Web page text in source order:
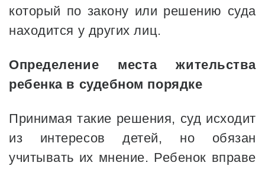
который по закону или решению суда
находится у других лиц.
Определение места жительства
ребенка в судебном порядке
Принимая такие решения, суд исходит
из интересов детей, но обязан
учитывать их мнение. Ребенок вправе